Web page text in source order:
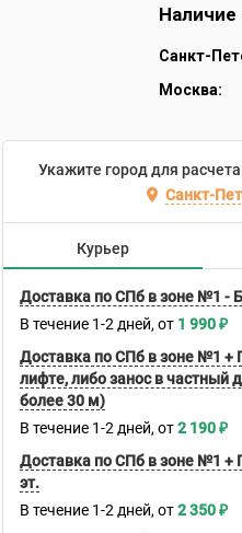
Наличие
Санкт-
Москва:
Укажите город для
Санкт-
Курьер
Доставка по СПб в зоне №1 -
В течение 1-2 дней 1 990₽
Доставка по СПб в зоне №1 +
лифте, либо занос в частный
более 30 м)
В течение 1-2 дней 2 190₽
Доставка по СПб в зоне №1 +
эт.
В течение 1-2 дней 2 350₽